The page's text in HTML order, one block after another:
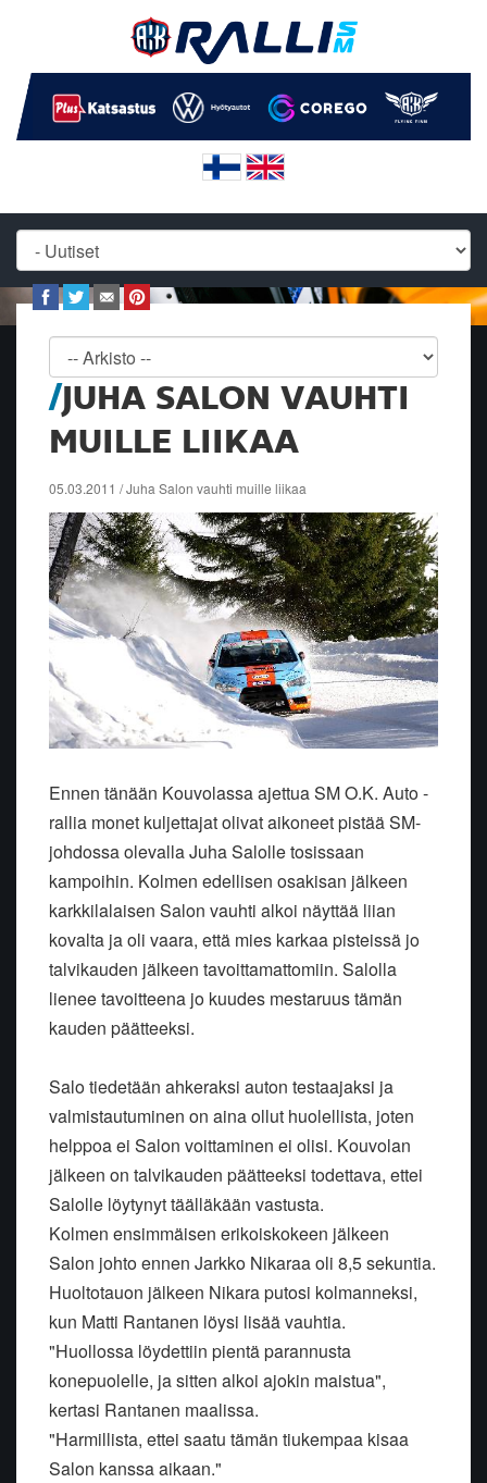
JUHA SALON VAUHTI
MUILLE LIIKAA
05.03.2011 / Juha Salon vauhti muille liikaa
Ennen tänään Kouvolassa ajettua SM O.K. Auto -
rallia monet kuljettajat olivat aikoneet pistää SM-
johdossa olevalla Juha Salolle tosissaan
kampoihin. Kolmen edellisen osakisan jälkeen
karkkilalaisen Salon vauhti alkoi näyttää liian
kovalta ja oli vaara, että mies karkaa pisteissä jo
talvikauden jälkeen tavoittamattomiin. Salolla
lienee tavoitteena jo kuudes mestaruus tämän
kauden päätteeksi.
Salo tiedetään ahkeraksi auton testaajaksi ja
valmistautuminen on aina ollut huolellista, joten
helppoa ei Salon voittaminen ei olisi. Kouvolan
jälkeen on talvikauden päätteeksi todettava, ettei
Salolle löytynyt täälläkään vastusta.
Kolmen ensimmäisen erikoiskokeen jälkeen
Salon johto ennen Jarkko Nikaraa oli 8,5 sekuntia.
Huoltotauon jälkeen Nikara putosi kolmanneksi,
kun Matti Rantanen löysi lisää vauhtia.
"Huollossa löydettiin pientä parannusta
konepuolelle, ja sitten alkoi ajokin maistua",
kertasi Rantanen maalissa.
"Harmillista, ettei saatu tämän tiukempaa kisaa
Salon kanssa aikaan."